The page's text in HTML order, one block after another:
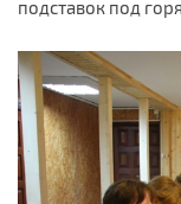
подставок под